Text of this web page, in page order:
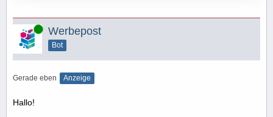
Online Werbepost
Bot
Gerade eben Anzeige
Hallo!